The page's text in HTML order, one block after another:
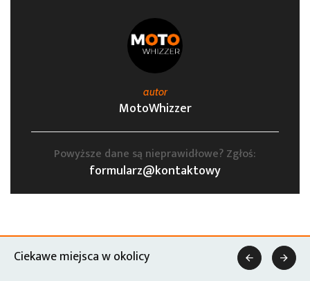
autor
MotoWhizzer
Powyższe dane są nieprawidłowe? Zgłoś:
formularz@kontaktowy
Ciekawe miejsca w okolicy  